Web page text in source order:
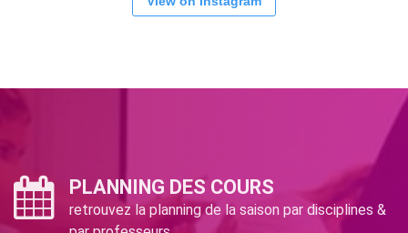
PLANNING DES COURS
retrouvez la planning de la saison par disciplines &